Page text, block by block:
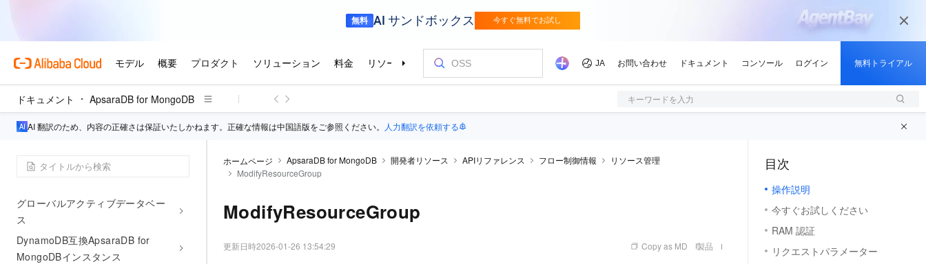
ドキュメント ApsaraDB for MongoDB キーワードを入力
AI 翻訳のため、内容の正確さは保証いたしかねます。正確な情報は中国語版をご参照ください。 人力翻訳を依頼する
データ移行と同期
データのバックアップとリカバリ
イベント管理
パフォーマンス診断と最適化のた
ゾーンディザスタリカバリソリュ
グローバルアクティブデータベー
ス
DynamoDB互換ApsaraDB for
MongoDBインスタンス
ホームページ ApsaraDB for MongoDB 開発者リソース APIリファレンス フロー制御情報
リソース管理
ModifyResourceGroup
ModifyResourceGroup
更新日時2026-01-26 13:54:29 Copy as MD 製品
目次
操作説明
今すぐお試しください
RAM 認証
リクエストパラメーター